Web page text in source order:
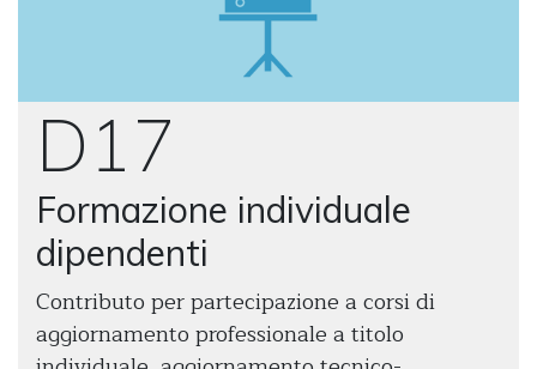
D17
Formazione individuale
dipendenti
Contributo per partecipazione a corsi di
aggiornamento professionale a titolo